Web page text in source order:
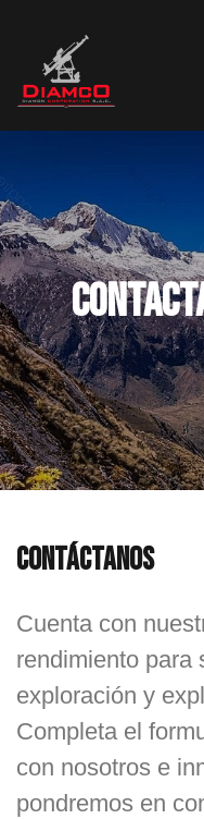
Contáctanos
Cuenta con
rendimiento para
exploración y
Completa el
con nosotros e
pondremos en